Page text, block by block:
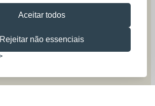
Aceitar todos
Rejeitar não essenciais